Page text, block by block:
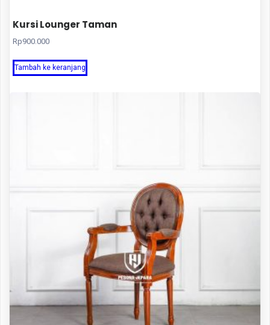
Kursi Lounger Taman
Rp900.000
Tambah ke keranjang